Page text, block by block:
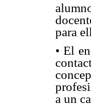
para
• El
a un